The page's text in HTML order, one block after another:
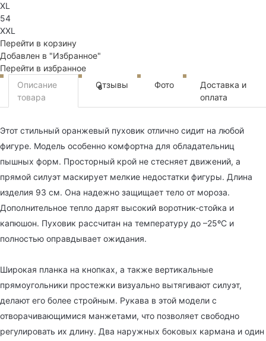
XL
54
XXL
Перейти в корзину
Добавлен в "Избранное"
Перейти в избранное
Описание
товара
Отзывы
6 Фото
Доставка и
оплата
Этот стильный оранжевый пуховик отлично сидит на любой
фигуре. Модель особенно комфортна для обладательниц
пышных форм. Просторный крой не стесняет движений, а
прямой силуэт маскирует мелкие недостатки фигуры. Длина
изделия 93 см. Она надежно защищает тело от мороза.
Дополнительное тепло дарят высокий воротник-стойка и
капюшон. Пуховик рассчитан на температуру до –25ºС и
полностью оправдывает ожидания.
Широкая планка на кнопках, а также вертикальные
прямоугольники простежки визуально вытягивают силуэт,
делают его более стройным. Рукава в этой модели с
отворачивающимися манжетами, что позволяет свободно
регулировать их длину. Два наружных боковых кармана и один